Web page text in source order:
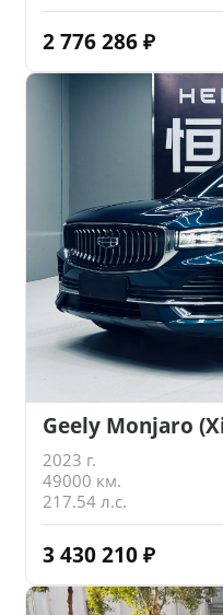
2 776 286 ₽
Geely Monjaro
2023 г.
49000 км.
217.54 л.с.
3 430 210 ₽